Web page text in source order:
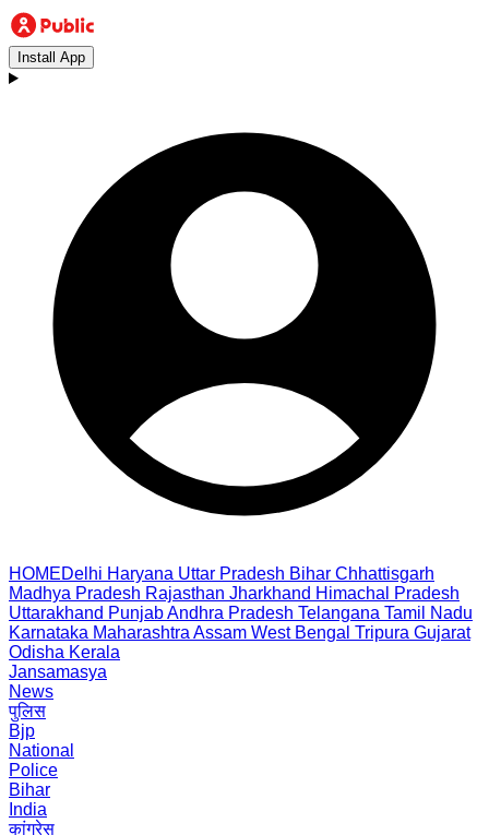
Install App
HOMEDelhi Haryana Uttar Pradesh Bihar Chhattisgarh
Madhya Pradesh Rajasthan Jharkhand Himachal Pradesh
Uttarakhand PunjabAndhra Pradesh Telangana Tamil Nadu
Karnataka Maharashtra Assam West Bengal Tripura Gujarat
Odisha Kerala
Jansamasya
News
पुलिस
Bjp
National
Police
Bihar
India
कांग्रेस